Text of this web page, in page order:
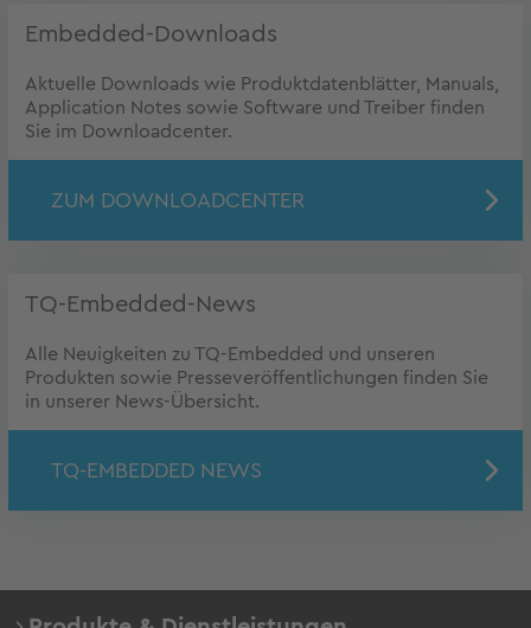
Embedded-Downloads
Aktuelle Downloads wie Produktdatenblätter, Manuals,
Application Notes sowie Software und Treiber finden
Sie im Downloadcenter.
ZUM DOWNLOADCENTER
TQ-Embedded-News
Alle Neuigkeiten zu TQ-Embedded und unseren
Produkten sowie Presseveröffentlichungen finden Sie
in unserer News-Übersicht.
TQ-EMBEDDED NEWS